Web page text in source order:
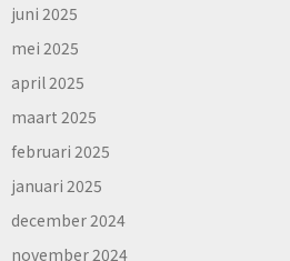
juni 2025
mei 2025
april 2025
maart 2025
februari 2025
januari 2025
december 2024
november 2024